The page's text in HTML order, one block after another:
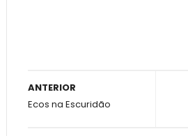
ANTERIOR
Ecos na Escuridão